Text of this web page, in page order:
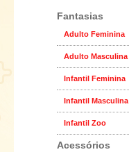
Fantasias
Adulto Feminina
Adulto Masculina
Infantil Feminina
Infantil Masculina
Infantil Zoo
Acessórios